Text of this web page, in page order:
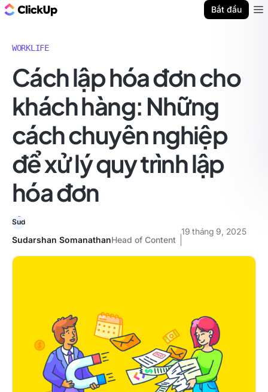
Bắt đầu
WORKLIFE
Cách lập hóa đơn cho
khách hàng: Những
cách chuyên nghiệp
để xử lý quy trình lập
hóa đơn
Sudarshan SomanathanHead of Content
19 tháng 9, 2025